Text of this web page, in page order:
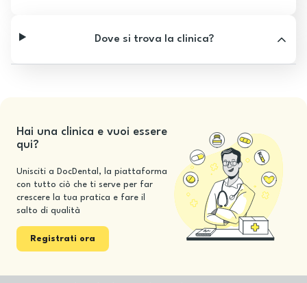
Dove si trova la clinica?
Hai una clinica e vuoi essere
qui?
Unisciti a DocDental, la piattaforma
con tutto ciò che ti serve per far
crescere la tua pratica e fare il
salto di qualità
Registrati ora